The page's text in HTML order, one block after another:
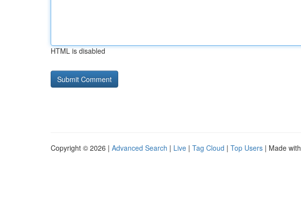
HTML is disabled
Copyright © 2026 | Advanced Search | Live | Tag Cloud | Top Users | Made with